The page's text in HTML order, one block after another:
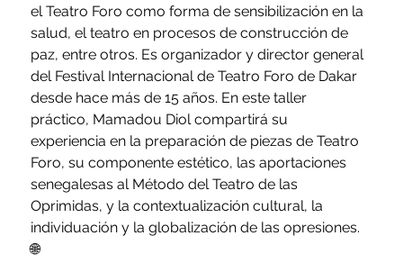
el Teatro Foro como forma de sensibilización en la
salud, el teatro en procesos de construcción de
paz, entre otros. Es organizador y director general
del Festival Internacional de Teatro Foro de Dakar
desde hace más de 15 años. En este taller
práctico, Mamadou Diol compartirá su
experiencia en la preparación de piezas de Teatro
Foro, su componente estético, las aportaciones
senegalesas al Método del Teatro de las
Oprimidas, y la contextualización cultural, la
individuación y la globalización de las opresiones.
🌐